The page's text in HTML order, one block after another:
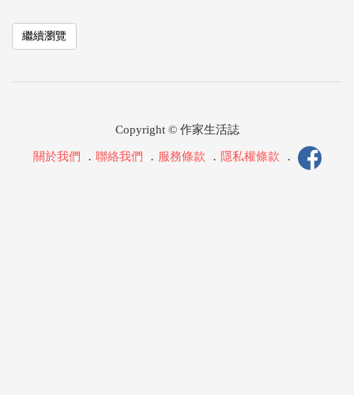
繼續瀏覽
Copyright © 作家生活誌
關於我們 ． 聯絡我們 ． 服務條款 ． 隱私權條款 ．